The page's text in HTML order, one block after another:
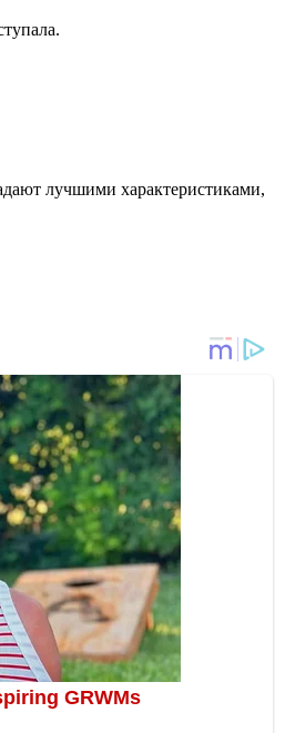
лучшими характеристиками,